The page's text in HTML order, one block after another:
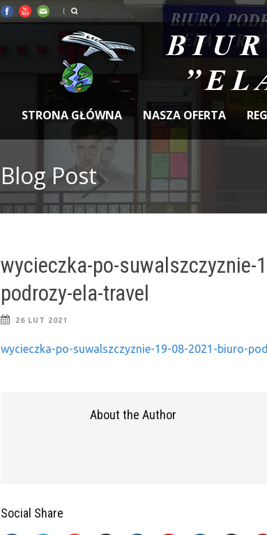
STRONA GŁÓWNA NASZA OFERTA
Blog Post
wycieczka-po-suwalszczyznie-
podrozy-ela-travel
26 LUT 2021
wycieczka-po-suwalszczyznie-19-08-2021-biuro-
About the Author
Social Share